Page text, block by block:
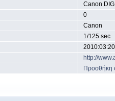
Canon
0
Canon
1/125 sec
http://
Προσθήκη